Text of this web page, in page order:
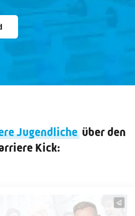
Jugendliche über den
Kick: